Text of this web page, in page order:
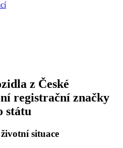
z České
registrační značky
státu
situace